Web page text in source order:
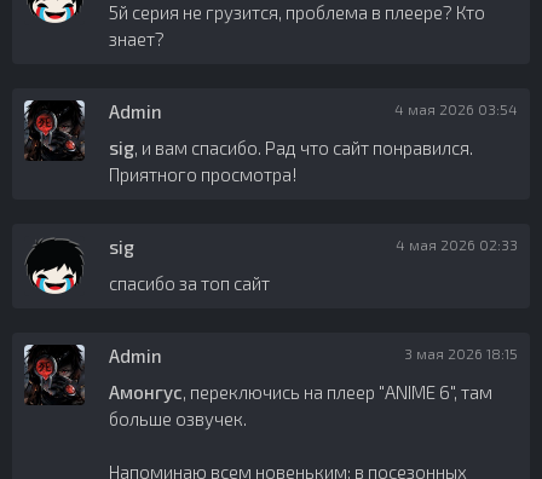
5й серия не грузится, проблема в плеере? Кто
знает?
Admin 4 мая 2026 03:54
sig, и вам спасибо. Рад что сайт понравился.
Приятного просмотра!
sig 4 мая 2026 02:33
спасибо за топ сайт
Admin 3 мая 2026 18:15
Амонгус, переключись на плеер "ANIME 6", там
больше озвучек.
Напоминаю всем новеньким: в посезонных